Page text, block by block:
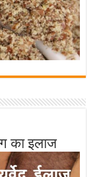
का इलाज